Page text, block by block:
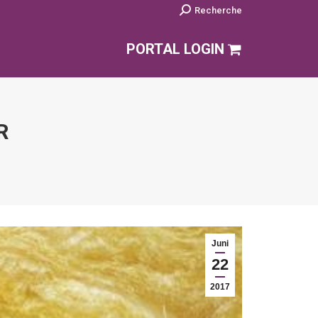
Search:Recherche
PORTAL LOGIN
Juni
22
2017